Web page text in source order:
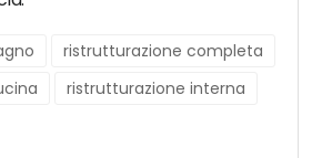
ristrutturazione completa
ristrutturazione interna